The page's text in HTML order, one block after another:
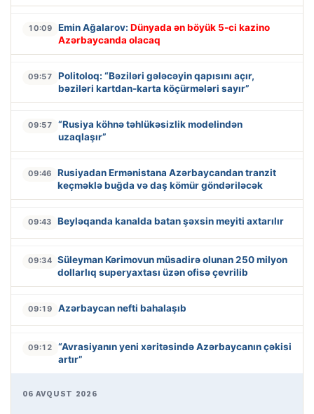
10:09 Emin Ağalarov: Dünyada ən böyük 5-ci kazino
Azərbaycanda olacaq
09:57
Politoloq: “Bəziləri gələcəyin qapısını açır,
bəziləri kartdan-karta köçürmələri sayır”
09:57
“Rusiya köhnə təhlükəsizlik modelindən
uzaqlaşır”
09:46
Rusiyadan Ermənistana Azərbaycandan tranzit
keçməklə buğda və daş kömür göndəriləcək
09:43 Beyləqanda kanalda batan şəxsin meyiti axtarılır
09:34 Süleyman Kərimovun müsadirə olunan 250 milyon
dollarlıq superyaxtası üzən ofisə çevrilib
09:19 Azərbaycan nefti bahalaşıb
09:12
“Avrasiyanın yeni xəritəsində Azərbaycanın çəkisi
artır”
06 AVQUST 2026